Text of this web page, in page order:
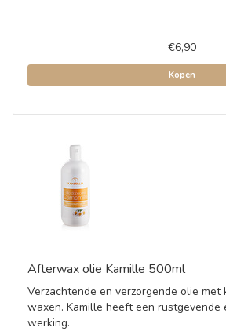
€6,90
Kopen
Afterwax olie Kamille 500ml
Verzachtende en verzorgende olie
waxen. Kamille heeft een rustgevende
werking.